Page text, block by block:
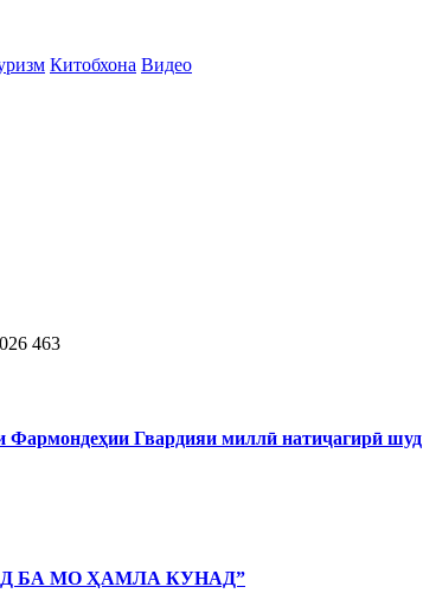
Китобхона Видео
463
Фармондеҳии Гвардияи миллӣ натиҷагирӣ шуд
БА МО ҲАМЛА КУНАД”